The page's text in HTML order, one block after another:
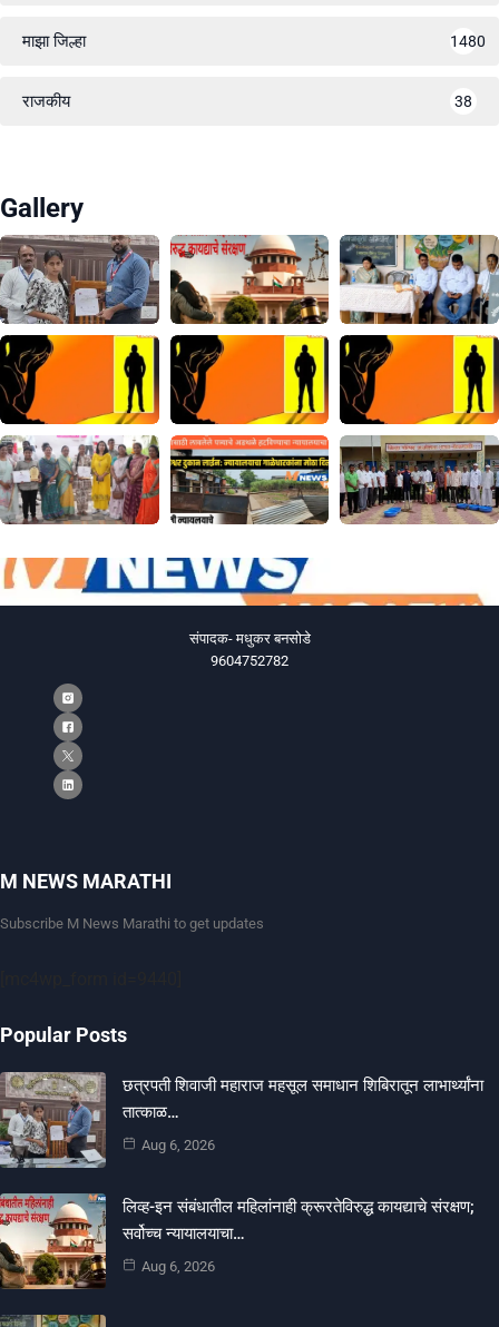
माझा जिल्हा 1480
राजकीय 38
Gallery
संपादक- मधुकर बनसोडे
9604752782
M NEWS MARATHI
Subscribe M News Marathi to get updates
Popular Posts
छत्रपती शिवाजी महाराज महसूल समाधान शिबिरातून लाभार्थ्यांना
तात्काळ…
Aug 6, 2026
लिव्ह-इन संबंधातील महिलांनाही क्रूरतेविरुद्ध कायद्याचे संरक्षण;
सर्वोच्च न्यायालयाचा…
Aug 6, 2026